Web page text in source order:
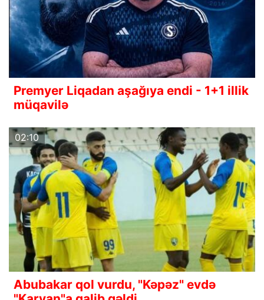
Premyer Liqadan aşağıya endi - 1+1 illik
müqavilə
02:10
Abubakar qol vurdu, "Kəpəz" evdə